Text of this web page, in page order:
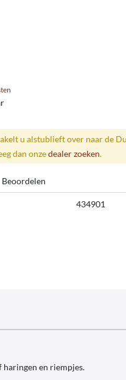
u alstublieft over naar de
dan onzedealer zoeken.
Beoordelen
434901
haringen en riempjes.